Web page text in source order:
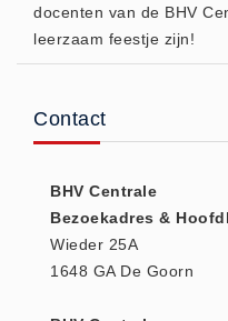
Winkel
(20)
AED
AED batterijen (12)
docenten van de BHV
leerzaam feestje zijn!
Contact
BHV Centrale
Bezoekadres &
Wieder 25A
1648 GA De Goorn